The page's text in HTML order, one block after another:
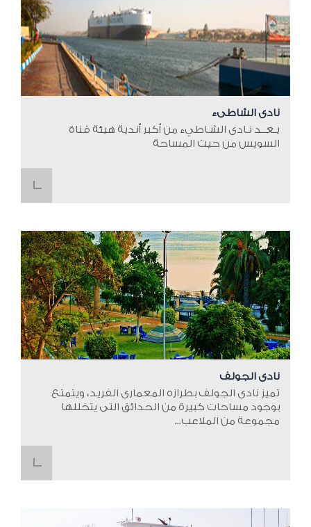
نادى الشاطىء
​​يـعــد نـادى الشـاطيء من أكبر أندية هيئة قناة
السويس من حيث المساحة
نادى الجولف
تميز نادى الجولف بطرازه المعمارى الفريد، ويتمتع
بوجود مساحات كبيرة من الحدائق التى يتخللها
مجموعة من الملاعب...